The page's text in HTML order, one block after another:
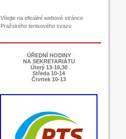
Vítejte na oficiální webové stránce
Pražského tenisového svazu
ÚŘEDNÍ HODINY
NA SEKRETARIÁTU
Úterý 13-16,30
Středa 10-14
Čtvrtek 10-13